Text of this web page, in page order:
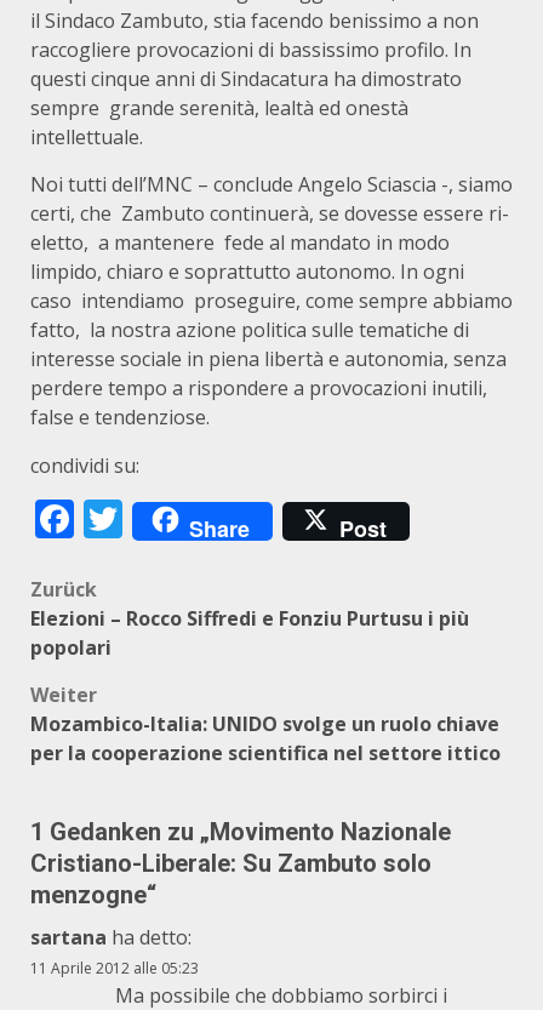
il Sindaco Zambuto, stia facendo benissimo a non
raccogliere provocazioni di bassissimo profilo. In
questi cinque anni di Sindacatura ha dimostrato
sempre grande serenità, lealtà ed onestà
intellettuale.
Noi tutti dell’MNC – conclude Angelo Sciascia -, siamo
certi, che Zambuto continuerà, se dovesse essere ri-
eletto, a mantenere fede al mandato in modo
limpido, chiaro e soprattutto autonomo. In ogni
caso intendiamo proseguire, come sempre abbiamo
fatto, la nostra azione politica sulle tematiche di
interesse sociale in piena libertà e autonomia, senza
perdere tempo a rispondere a provocazioni inutili,
false e tendenziose.
condividi su:
Facebook
Twitter
Share Post
Beitragsnavigation
Zurück
Elezioni – Rocco Siffredi e Fonziu Purtusu i più
popolari
Weiter
Mozambico-Italia: UNIDO svolge un ruolo chiave
per la cooperazione scientifica nel settore ittico
1 Gedanken zu „Movimento Nazionale
Cristiano-Liberale: Su Zambuto solo
menzogne“
sartana ha detto:
11 Aprile 2012 alle 05:23
Ma possibile che dobbiamo sorbirci i